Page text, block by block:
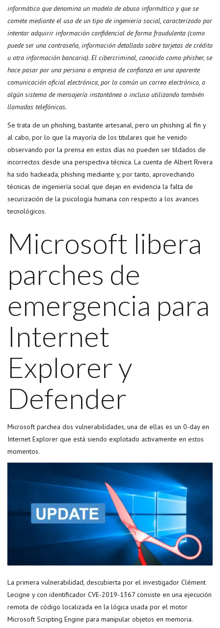
informático que denomina un modelo de abuso informático y que se
comete mediante el uso de un tipo de ingeniería social, caracterizado por
intentar adquirir información confidencial de forma fraudulenta (como
puede ser una contraseña, información detallada sobre tarjetas de crédito
u otra información bancaria). El cibercriminal, conocido como phisher, se
hace pasar por una persona o empresa de confianza en una aparente
comunicación oficial electrónica, por lo común un correo electrónico, o
algún sistema de mensajería instantánea o incluso utilizando también
llamadas telefónicas.
Se trata de un phishing, bastante artesanal, pero un phishing al fin y
al cabo, por lo que la mayoría de los titulares que he venido
observando por la prensa en estos días no pueden ser tildados de
incorrectos desde una perspectiva técnica. La cuenta de Albert Rivera
ha sido hackeada, phishing mediante y, por tanto, aprovechando
técnicas de ingeniería social que dejan en evidencia la falta de
securización de la psicología humana con respecto a los avances
tecnológicos.
Microsoft libera
parches de
emergencia para
Internet
Explorer y
Defender
Microsoft parchea dos vulnerabilidades, una de ellas es un 0-day en
Internet Explorer que está siendo explotado activamente en estos
momentos.
La primera vulnerabilidad, descubierta por el investigador Clément
Lecigne y con identificador CVE-2019-1367 consiste en una ejecución
remota de código localizada en la lógica usada por el motor
Microsoft Scripting Engine para manipular objetos en memoria.